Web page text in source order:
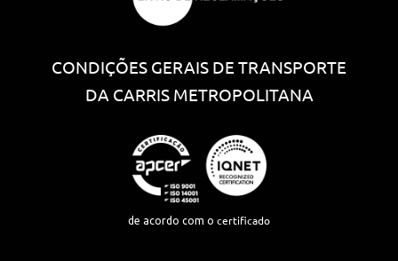
CONDIÇÕES GERAIS DE TRANSPORTE
DA CARRIS METROPOLITANA
de acordo com o certificado